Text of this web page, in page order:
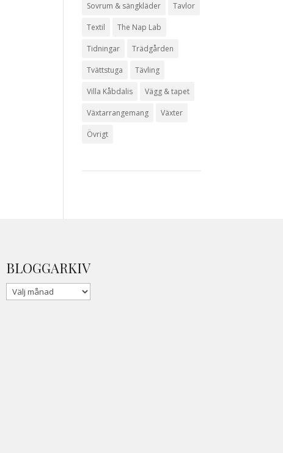
Sovrum & sängkläder Tavlor
Textil The Nap Lab
Tidningar Trädgården
Tvättstuga Tävling
Villa Kåbdalis Vägg & tapet
Växtarrangemang Växter
Övrigt
BLOGGARKIV